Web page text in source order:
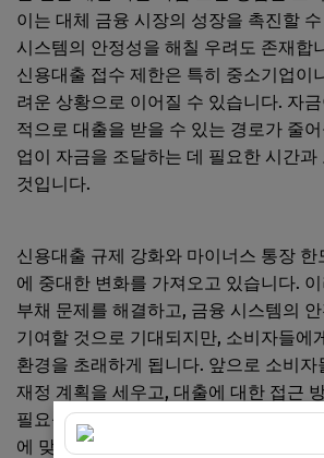
이는 대체 금융 시장의 성장을 촉진할
시스템의 안정성을 해칠 우려도 존재합
신용대출 접수 제한은 특히 중소기업이
려운 상황으로 이어질 수 있습니다. 자
적으로 대출을 받을 수 있는 경로가 줄
업이 자금을 조달하는 데 필요한 시간과
것입니다.
신용대출 규제 강화와 마이너스 통장 한
에 중대한 변화를 가져오고 있습니다.
부채 문제를 해결하고, 금융 시스템의
기여할 것으로 기대되지만, 소비자들에
환경을 초래하게 됩니다. 앞으로 소비자
재정 계획을 세우고, 대출에 대한 접근
필요성이 대두됩니다. 따라서 각 개인은
에 맞추어 자신의 재정 상태를 점검하고